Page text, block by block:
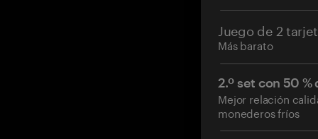
Juego de 2
Más barato
2.º set con 50
Mejor relación
monederos fríos